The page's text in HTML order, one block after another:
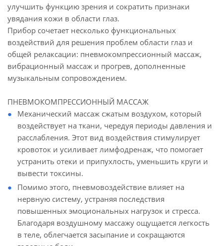
улучшить функцию зрения и сократить признаки
увядания кожи в области глаз.
Прибор сочетает несколько функциональных
воздействий для решения проблем области глаз и
общей релаксации: пневмокомпрессионный массаж,
вибрационный массаж и прогрев, дополненные
музыкальным сопровождением.
ПНЕВМОКОМПРЕССИОННЫЙ МАССАЖ
Механический массаж сжатым воздухом, который
воздействует на ткани, чередуя периоды давления и
расслабления. Этот вид воздействия стимулирует
кровоток и усиливает лимфодренаж, что помогает
устранить отеки и припухлость, уменьшить круги и
вывести токсины.
Помимо этого, пневмовоздействие влияет на
нервную систему, устраняя последствия
повышенных эмоциональных нагрузок и стресса.
Благодаря воздушному массажу ощущается легкость
в теле, облегчается засыпание и сокращаются